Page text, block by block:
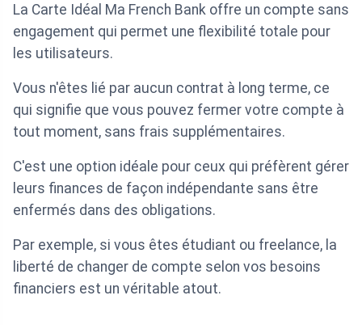
La Carte Idéal Ma French Bank offre un compte sans
engagement qui permet une flexibilité totale pour
les utilisateurs.
Vous n'êtes lié par aucun contrat à long terme, ce
qui signifie que vous pouvez fermer votre compte à
tout moment, sans frais supplémentaires.
C'est une option idéale pour ceux qui préfèrent gérer
leurs finances de façon indépendante sans être
enfermés dans des obligations.
Par exemple, si vous êtes étudiant ou freelance, la
liberté de changer de compte selon vos besoins
financiers est un véritable atout.